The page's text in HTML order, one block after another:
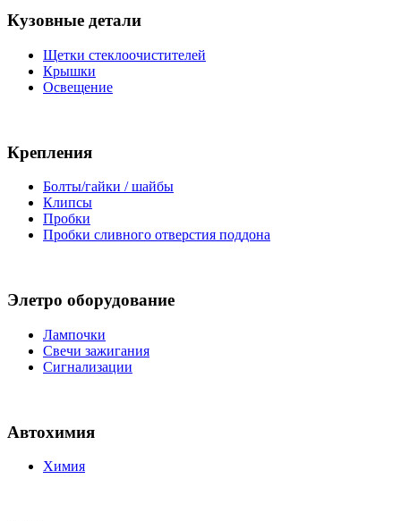
Кузовные детали
Щетки стеклоочистителей
Крышки
Освещение
Крепления
Болты/гайки / шайбы
Клипсы
Пробки
Пробки сливного отверстия поддона
Элетро оборудование
Лампочки
Свечи зажигания
Сигнализации
Автохимия
Химия